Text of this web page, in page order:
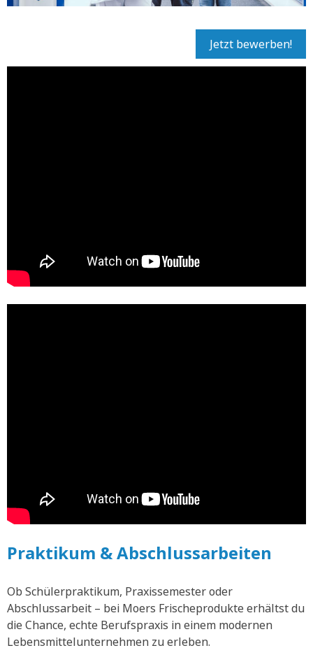
Jetzt bewerben!
Praktikum & Abschlussarbeiten
Ob Schülerpraktikum, Praxissemester oder
Abschlussarbeit – bei Moers Frischeprodukte erhältst du
die Chance, echte Berufspraxis in einem modernen
Lebensmittelunternehmen zu erleben.